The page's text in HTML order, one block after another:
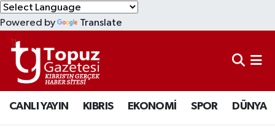
Powered by Translate
CANLI YAYIN KIBRIS EKONOMİ SPOR DÜNYA
KIBRIS
DÜNYA
EKONOMİ
Lefkoşa Nöbetçi Eczaneler
Lefkoşa Hava Durumu
Lefkoşa Trafik Yoğunluk Haritası